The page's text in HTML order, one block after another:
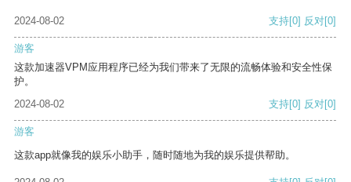
2024-08-02 支持[0] 反对[0]
游客
这款加速器VPM应用程序已经为我们带来了无限的流畅体验和安全性保
护。
2024-08-02
支持[0] 反对[0]
游客
这款app就像我的娱乐小助手，随时随地为我的娱乐提供帮助。